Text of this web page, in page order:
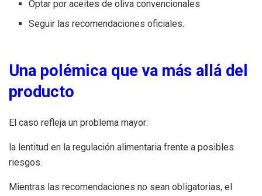
Optar por aceites de oliva convencionales
Seguir las recomendaciones oficiales.
Una polémica que va más allá del
producto
El caso refleja un problema mayor:
la lentitud en la regulación alimentaria frente a posibles
riesgos.
Mientras las recomendaciones no sean obligatorias, el